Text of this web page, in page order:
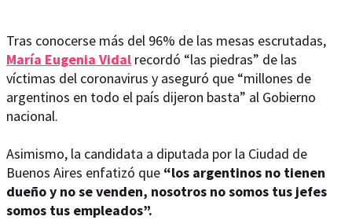
Tras conocerse más del 96% de las mesas escrutadas,
María Eugenia Vidal recordó “las piedras” de las
víctimas del coronavirus y aseguró que “millones de
argentinos en todo el país dijeron basta” al Gobierno
nacional.
Asimismo, la candidata a diputada por la Ciudad de
Buenos Aires enfatizó que “los argentinos no tienen
dueño y no se venden, nosotros no somos tus jefes
somos tus empleados”.